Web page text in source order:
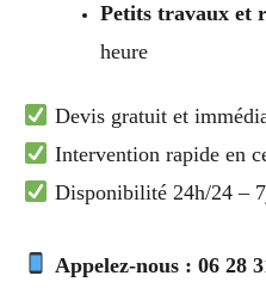
Petits travaux et
heure
Devis gratuit et
Intervention rapide en
Disponibilité 24h/24 –
Appelez-nous : 06 28